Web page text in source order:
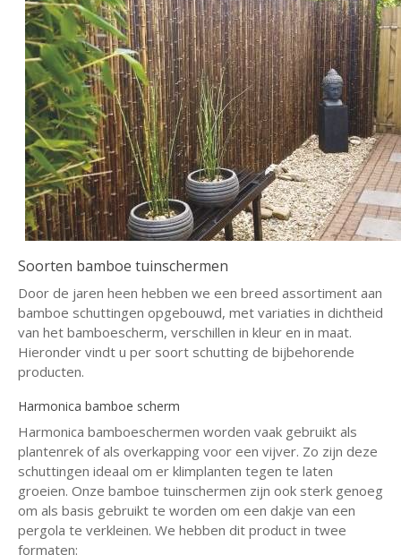
Soorten bamboe tuinschermen
Door de jaren heen hebben we een breed assortiment aan
bamboe schuttingen opgebouwd, met variaties in dichtheid
van het bamboescherm, verschillen in kleur en in maat.
Hieronder vindt u per soort schutting de bijbehorende
producten.
Harmonica bamboe scherm
Harmonica bamboeschermen worden vaak gebruikt als
plantenrek of als overkapping voor een vijver. Zo zijn deze
schuttingen ideaal om er klimplanten tegen te laten
groeien. Onze bamboe tuinschermen zijn ook sterk genoeg
om als basis gebruikt te worden om een dakje van een
pergola te verkleinen. We hebben dit product in twee
formaten: